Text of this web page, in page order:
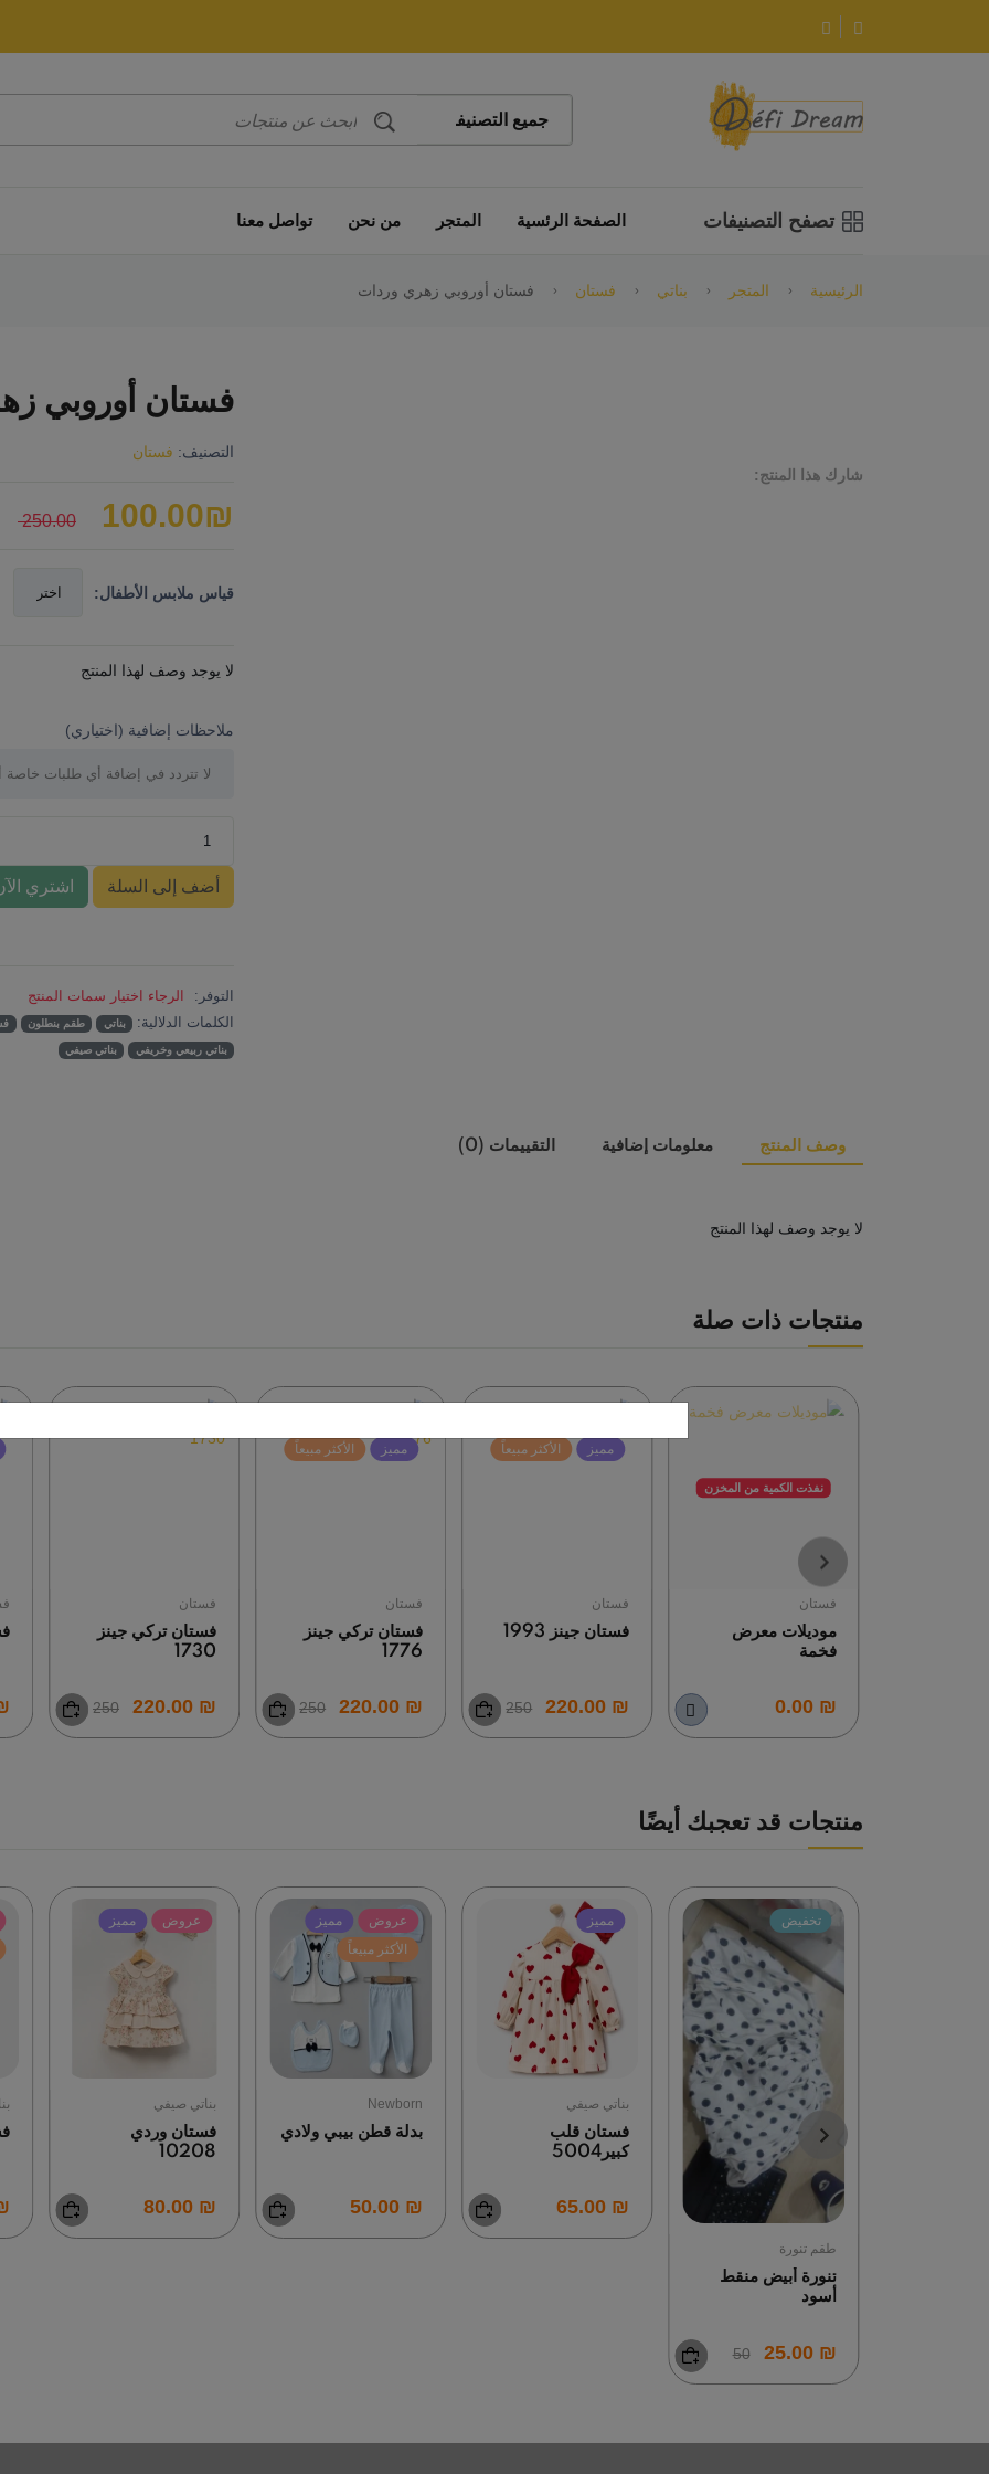
تصفح التصنيفات الصفحة الرئسية المتجر من نحن تواصل معنا
الرئيسية المتجر بناتي فستان فستان أوروبي زهري وردات
شارك هذا المنتج:
فستان أوروبي
التصنيف: فستان
100.00₪
250.00
قياس ملابس الأطفال:
لا يوجد وصف لهذا المنتج
ملاحظات إضافية (اختياري)
أضف إلى السلة اشتري
التوفر:
الرجاء اختيار سمات المنتج
الكلمات الدلالية:
بناتي طقم بنطلون
بناتي ربيعي وخريفي بناتي صيفي
وصف المنتج معلومات إضافية التقييمات (0)
لا يوجد وصف لهذا المنتج
منتجات ذات صلة
نفذت الكمية من المخزن
فستان
موديلات معرض
فخمة
₪ 0.00
مميز
الأكثر مبيعاً
فستان
فستان جينز 1993
₪ 220.00
250
مميز
الأكثر مبيعاً
فستان
فستان تركي جينز
1776
₪ 220.00
250
فستان
فستان تركي جينز
1730
₪ 220.00
250
منتجات قد تعجبك أيضًا
تخفيض
طقم تنورة
تنورة أبيض منقط
أسود
₪ 25.00
50
مميز
بناتي صيفي
فستان قلب
كبير5004
₪ 65.00
عروض
مميز
الأكثر مبيعاً
Newborn
بدلة قطن بيبي ولادي
₪ 50.00
عروض مميز
بناتي صيفي
فستان وردي
10208
₪ 80.00